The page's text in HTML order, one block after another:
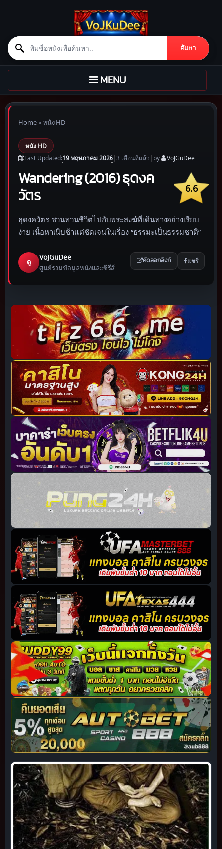
Search for:
ค้นหา
Skip to content
TOGGLE
NAVIGATION
MENU
Home»หนัง HD
หนัง HD
Last Updated:19 พฤษภาคม 2026|3 เดือนที่แล้ว | by VoJGuDee
6.6
Wandering (2016) ธุดงค
วัตร
ธุดงควัตร ชวนทวนชีวิตไปกับพระสงฆ์ที่เดินทางอย่างเรียบ
ง่าย เนื้อหาเนิบช้าแต่ชัดเจนในเรื่อง “ธรรมะเป็นธรรมชาติ”
ดู
VoJGuDee
ศูนย์รวมข้อมูลหนังและซีรีส์
คัดลอกลิงก์ แชร์